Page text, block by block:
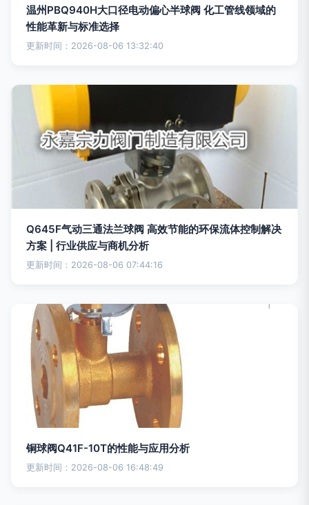
温州PBQ940H大口径电动偏心半球阀 化工管线领域的
性能革新与标准选择
更新时间：2026-08-06 13:32:40
Q645F气动三通法兰球阀 高效节能的环保流体控制解决
方案 | 行业供应与商机分析
更新时间：2026-08-06 07:44:16
铜球阀Q41F-10T的性能与应用分析
更新时间：2026-08-06 16:48:49